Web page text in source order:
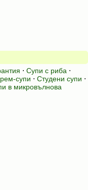
⋅ Супи с риба ⋅
супи ⋅ Студени супи ⋅
в микровълнова